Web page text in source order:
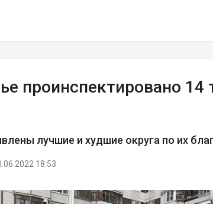
проинспектировано
лучшие и худшие округа по их
18:53